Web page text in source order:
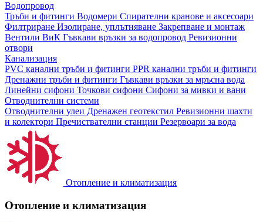
Водопровод
Тръби и фитинги Водомери Спирателни кранове и аксесоари
Филтриране Изолиране, уплътняване Закрепване и монтаж
Вентили ВиК Гъвкави връзки за водопровод Ревизионни
отвори
Канализация
PVC канални тръби и фитинги PPR канални тръби и фитинги
Дренажни тръби и фитинги Гъвкави връзки за мръсна вода
Линейни сифони Точкови сифони Сифони за мивки и вани
Отводнителни системи
Отводнителни улеи Дренажен геотекстил Ревизионни шахти
и колектори Пречиствателни станции Резервоари за вода
Отопление и климатизация
Отопление и климатизация